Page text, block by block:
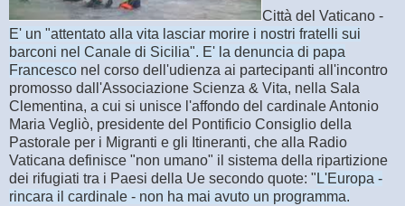
Città del Vaticano -
E' un "attentato alla vita lasciar morire i nostri fratelli sui
barconi nel Canale di Sicilia". E' la denuncia di papa
Francesco nel corso dell'udienza ai partecipanti all'incontro
promosso dall'Associazione Scienza & Vita, nella Sala
Clementina, a cui si unisce l'affondo del cardinale Antonio
Maria Vegliò, presidente del Pontificio Consiglio della
Pastorale per i Migranti e gli Itineranti, che alla Radio
Vaticana definisce "non umano" il sistema della ripartizione
dei rifugiati tra i Paesi della Ue secondo quote: " L'Europa -
rincara il cardinale - non ha mai avuto un programma.